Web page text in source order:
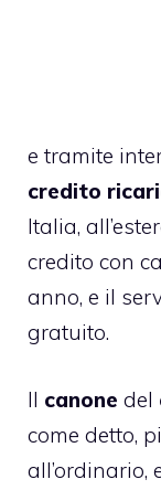
e tramite
credito
Italia,
credito con
anno, e il
gratuito.
Il canone del
come detto,
all’ordinario,